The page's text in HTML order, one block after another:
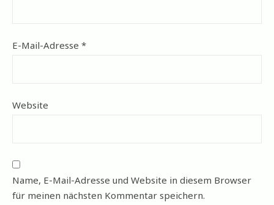
E-Mail-Adresse *
Website
Name, E-Mail-Adresse und Website in diesem Browser
für meinen nächsten Kommentar speichern.